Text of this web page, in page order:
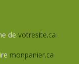
de votresite.ca
monpanier.ca